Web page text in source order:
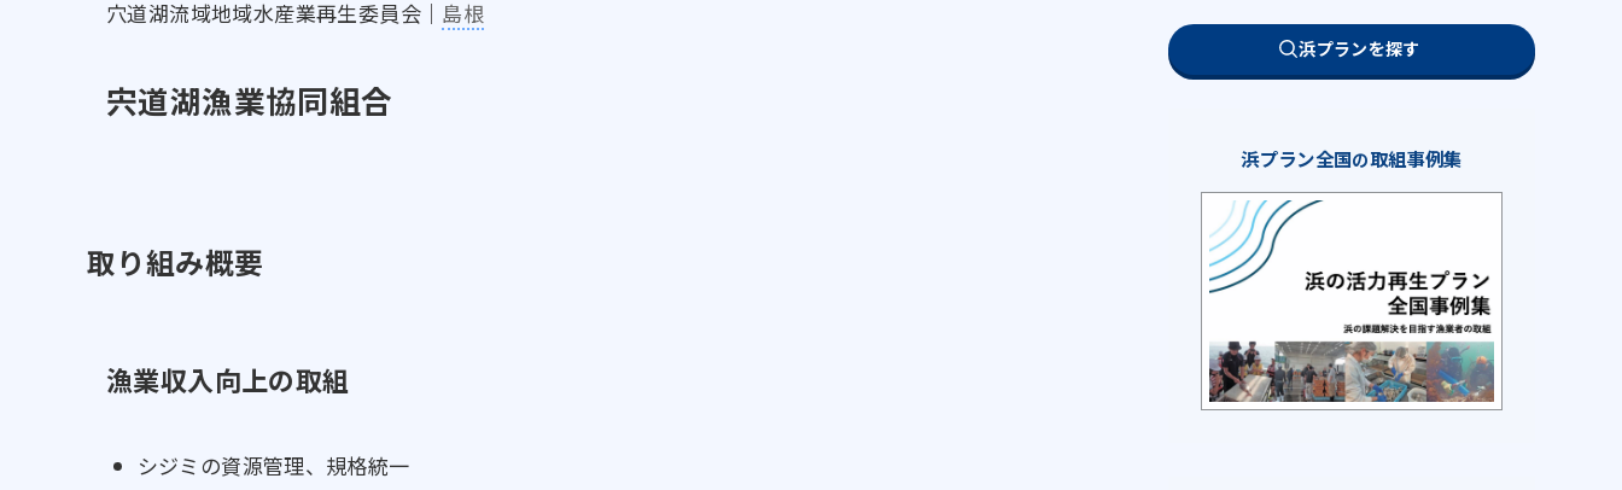
穴道湖流域地域水産業再生委員会｜ 島根
宍道湖漁業協同組合
取り組み概要
漁業収入向上の取組
シジミの資源管理、規格統一
浜プランを探す
浜プラン全国の取組事例集